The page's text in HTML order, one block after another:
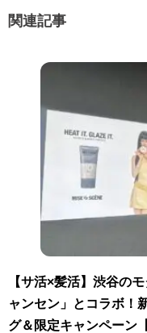
関連記事
【サ活×髪活】渋谷の
ャンセン」とコラボ！
グ＆限定キャンペーン